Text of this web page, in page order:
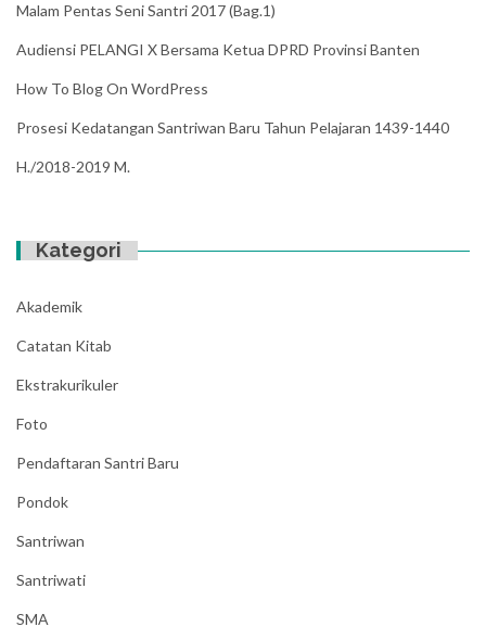
Malam Pentas Seni Santri 2017 (Bag.1)
Audiensi PELANGI X Bersama Ketua DPRD Provinsi Banten
How To Blog On WordPress
Prosesi Kedatangan Santriwan Baru Tahun Pelajaran 1439-1440
H./2018-2019 M.
Kategori
Akademik
Catatan Kitab
Ekstrakurikuler
Foto
Pendaftaran Santri Baru
Pondok
Santriwan
Santriwati
SMA